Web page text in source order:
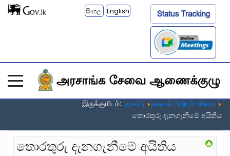
සිංහල English
இருக்குமிடம்: முகப்பு
தகவல் அறியும் உரிமை
තොරතුරු දැනගැනීමේ අයිතිය
තොරතුරු දැනගැනීමේ අයිතිය